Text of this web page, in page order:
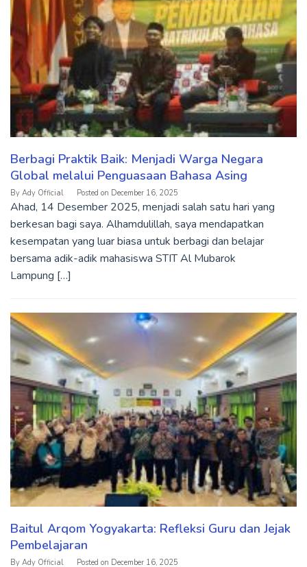
Berbagi Praktik Baik: Menjadi Warga Negara
Global melalui Penguasaan Bahasa Asing
By Ady Official Posted on December 16, 2025
Ahad, 14 Desember 2025, menjadi salah satu hari yang
berkesan bagi saya. Alhamdulillah, saya mendapatkan
kesempatan yang luar biasa untuk berbagi dan belajar
bersama adik-adik mahasiswa STIT Al Mubarok
Lampung […]
Baitul Arqom Yogyakarta: Refleksi Guru dan Jejak
Pembelajaran
By Ady Official Posted on December 16, 2025